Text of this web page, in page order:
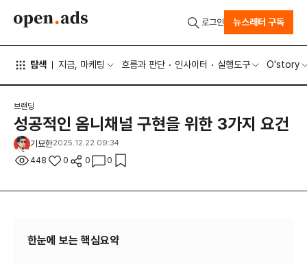
탐색 지금, 마케팅 흐름과 판단 인사이터 실행도구 O'story
로그인 뉴스레터 구독
브랜딩
성공적인 옴니채널 구현을 위한 3가지 요건
기묘한2025.12.22 09:34
448 0 0 0
한눈에 보는 핵심요약